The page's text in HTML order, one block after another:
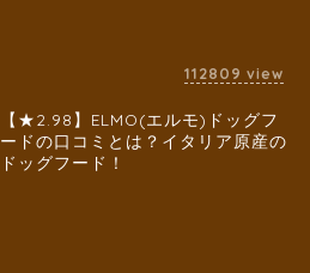
112809 view
【★2.98】ELMO(エルモ)ドッグフ
ードの口コミとは？イタリア原産の
ドッグフード！